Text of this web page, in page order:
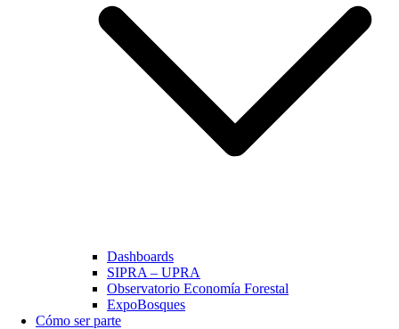
Dashboards
SIPRA – UPRA
Observatorio Economía Forestal
ExpoBosques
Cómo ser parte